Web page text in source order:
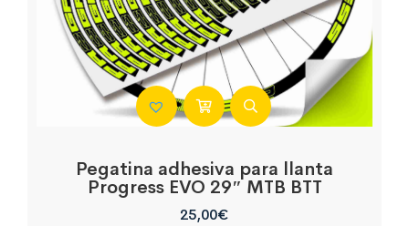
Pegatina adhesiva para llanta
Progress EVO 29″ MTB BTT
25,00€